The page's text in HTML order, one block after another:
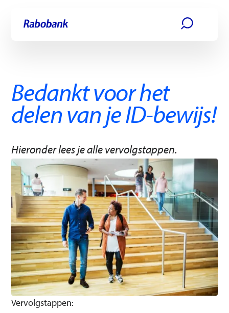
Ga direct naar:Hoofdinhoud
Bedankt voor het
delen van je ID-bewijs!
Hieronder lees je alle vervolgstappen.
Vervolgstappen: